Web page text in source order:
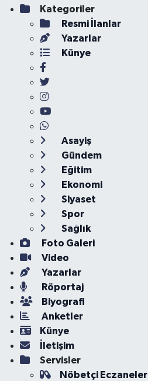
Kategoriler
Resmi İlanlar
Yazarlar
Künye
Asayiş
Gündem
Eğitim
Ekonomi
Siyaset
Spor
Sağlık
Foto Galeri
Video
Yazarlar
Röportaj
Biyografi
Anketler
Künye
İletişim
Servisler
Nöbetçi Eczaneler